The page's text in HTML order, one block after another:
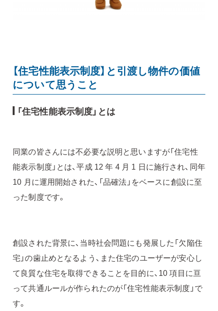
【住宅性能表示制度】と引渡し物件の価値
について思うこと
「住宅性能表示制度」とは
同業の皆さんには不必要な説明と思いますが「住宅性
能表示制度」とは、平成 12 年 4 月 1 日に施行され、同年
10 月に運用開始された、「品確法」をベースに創設に至
った制度です。
創設された背景に、当時社会問題にも発展した「欠陥住
宅」の歯止めとなるよう、また住宅のユーザーが安心し
て良質な住宅を取得できることを目的に、10 項目に亘
って共通ルールが作られたのが「住宅性能表示制度」で
す。